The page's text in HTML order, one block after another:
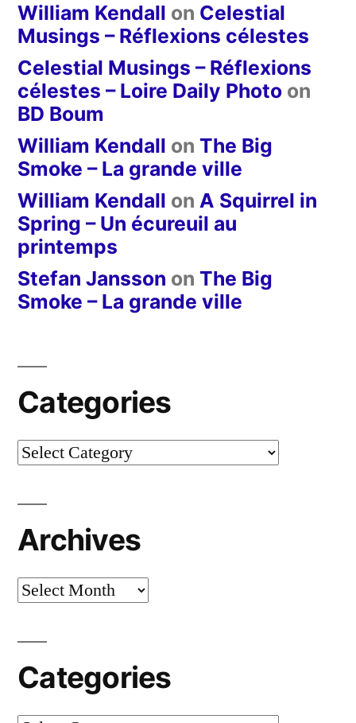
William Kendall on Celestial
Musings – Réflexions célestes
Celestial Musings – Réflexions
célestes – Loire Daily Photo on
BD Boum
William Kendall on The Big
Smoke – La grande ville
William Kendall on A Squirrel in
Spring – Un écureuil au
printemps
Stefan Jansson on The Big
Smoke – La grande ville
Categories
Categories
Archives
Archives
Categories